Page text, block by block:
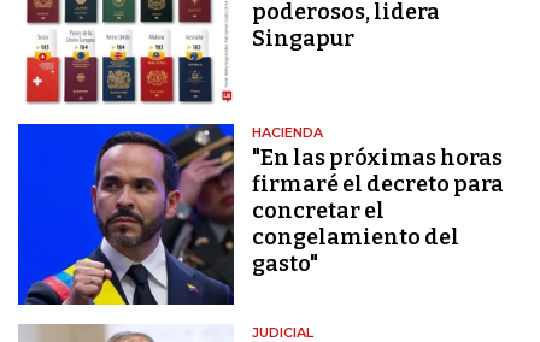
poderosos, lidera
Singapur
HACIENDA
"En las próximas horas
firmaré el decreto para
concretar el
congelamiento del
gasto"
JUDICIAL